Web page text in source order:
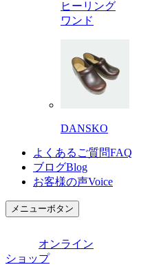
ヒーリング
ワンド
DANSKO
よくあるご質問FAQ
ブログBlog
お客様の声Voice
メニューボタン
オンライン
ショップ